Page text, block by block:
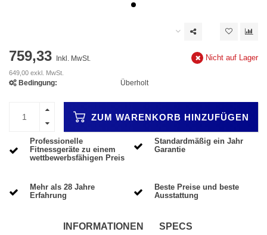
759,33 Inkl. MwSt.
649,00 exkl. MwSt.
Nicht auf Lager
Bedingung: Überholt
ZUM WARENKORB HINZUFÜGEN
Professionelle
Fitnessgeräte zu einem
wettbewerbsfähigen Preis
Standardmäßig ein Jahr
Garantie
Mehr als 28 Jahre
Erfahrung
Beste Preise und beste
Ausstattung
INFORMATIONEN
SPECS